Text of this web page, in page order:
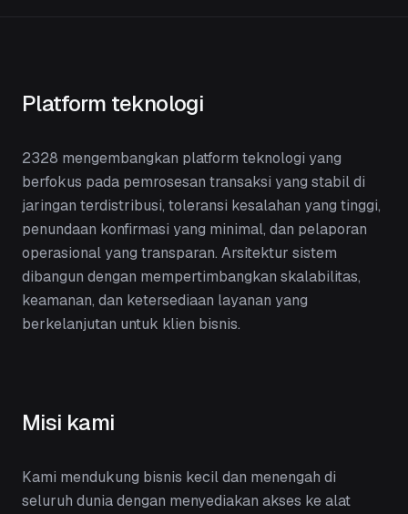
Platform teknologi
2328 mengembangkan platform teknologi yang
berfokus pada pemrosesan transaksi yang stabil di
jaringan terdistribusi, toleransi kesalahan yang tinggi,
penundaan konfirmasi yang minimal, dan pelaporan
operasional yang transparan. Arsitektur sistem
dibangun dengan mempertimbangkan skalabilitas,
keamanan, dan ketersediaan layanan yang
berkelanjutan untuk klien bisnis.
Misi kami
Kami mendukung bisnis kecil dan menengah di
seluruh dunia dengan menyediakan akses ke alat